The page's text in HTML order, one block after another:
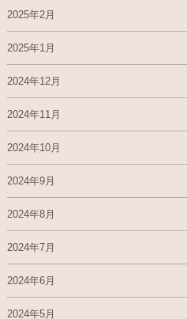
2025年2月
2025年1月
2024年12月
2024年11月
2024年10月
2024年9月
2024年8月
2024年7月
2024年6月
2024年5月